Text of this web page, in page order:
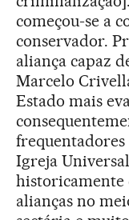
começou-se a
conservador.
aliança capaz
Marcelo
Estado mais
frequentadores
Igreja
alianças no